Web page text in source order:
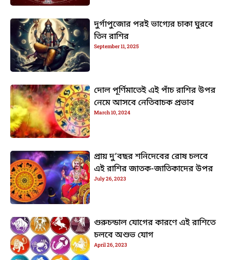
দুর্গাপুজোর পরই ভাগ্যের চাকা ঘুরবে
তিন রাশির
September 11, 2025
দোল পূর্ণিমাতেই এই পাঁচ রাশির উপর
নেমে আসবে নেতিবাচক প্রভাব
March 10, 2024
প্রায় দু’বছর শনিদেবের রোষ চলবে
এই রাশির জাতক-জাতিকাদের উপর
July 26, 2023
গুরুচন্ডাল যোগের কারণে এই রাশিতে
চলবে অশুভ যোগ
April 26, 2023